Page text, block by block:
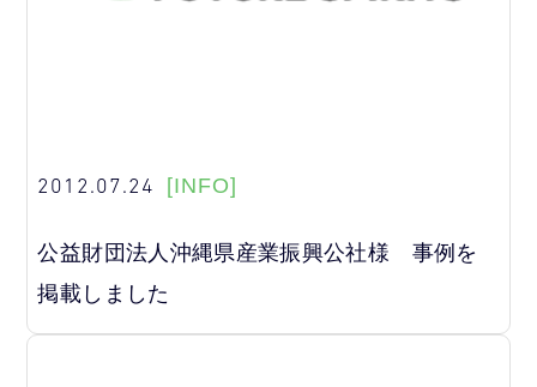
2012.07.24 [INFO]
公益財団法人沖縄県産業振興公社様 事例を
掲載しました